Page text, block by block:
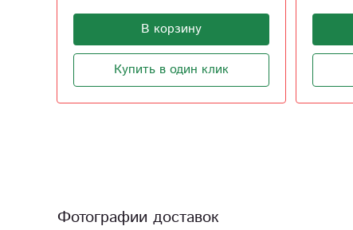
В корзину
Купить в один клик
Фотографии доставок